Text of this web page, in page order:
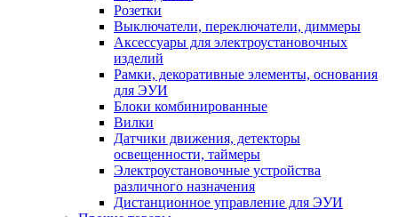
Розетки
Выключатели, переключатели, диммеры
Аксессуары для электроустановочных
изделий
Рамки, декоративные элементы, основания
для ЭУИ
Блоки комбинированные
Вилки
Датчики движения, детекторы
освещенности, таймеры
Электроустановочные устройства
различного назначения
Дистанционное управление для ЭУИ